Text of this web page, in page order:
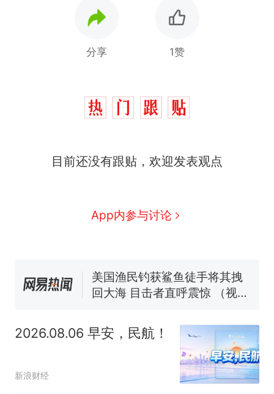
分享 1赞
目前还没有跟贴，欢迎发表观点
App内参与讨论
么？
协会回应
男子上山采菌偶然发现鸡枞菌
来源：参考消息）
那个在床头放菜刀的女孩，因
老师一句“跟我回家”改写了人
官方通报
制裁瓜子饺子，美国怕什
2026.08.06 早安，民航！
新浪财经